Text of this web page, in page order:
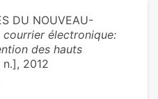
DU NOUVEAU-
courrier électronique:
des hauts
n.], 2012